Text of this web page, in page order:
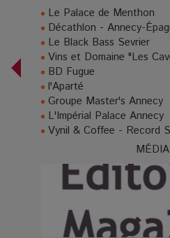
Le Palace de Menthon
Décathlon - Annecy-
Le Black Bass Sevrier
Vins et Domaine "Les
BD Fugue
l'Aparté
Groupe Master's Annecy
L'Impérial Palace Annecy
Vynil & Coffee - Record